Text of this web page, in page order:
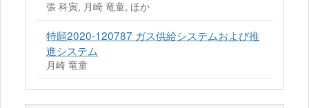
張 科寅, 月崎 竜童, ほか
特願2020-120787 ガス供給システムおよび推
進システム
月崎 竜童